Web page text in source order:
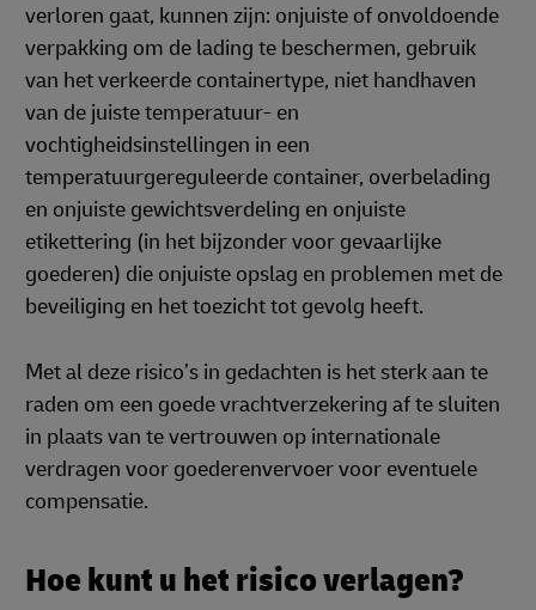
verloren gaat, kunnen zijn: onjuiste of onvoldoende
verpakking om de lading te beschermen, gebruik
van het verkeerde containertype, niet handhaven
van de juiste temperatuur- en
vochtigheidsinstellingen in een
temperatuurgereguleerde container, overbelading
en onjuiste gewichtsverdeling en onjuiste
etikettering (in het bijzonder voor gevaarlijke
goederen) die onjuiste opslag en problemen met de
beveiliging en het toezicht tot gevolg heeft.
Met al deze risico’s in gedachten is het sterk aan te
raden om een goede vrachtverzekering af te sluiten
in plaats van te vertrouwen op internationale
verdragen voor goederenvervoer voor eventuele
compensatie.
Hoe kunt u het risico verlagen?